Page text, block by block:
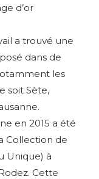
d’or
a trouvé une
dans de
les
soit Sète,
en 2015 a été
Collection de
Unique) à
Cette